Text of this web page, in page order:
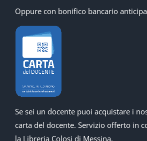
Oppure con bonifico bancario
Se sei un docente puoi acquistare i
carta del docente. Servizio offerto in
la Libreria Colosi di Messina.